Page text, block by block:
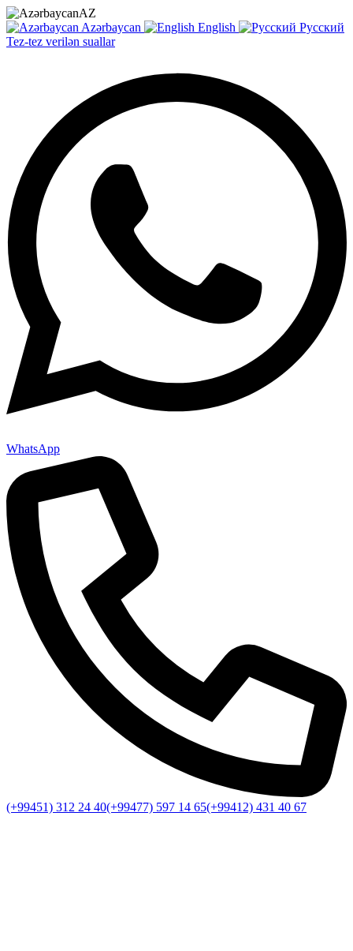
AZ
Azərbaycan
English
Русский
Tez-tez verilən suallar
WhatsApp
(+99451) 312 24 40(+99477) 597 14 65(+99412) 431 40 67